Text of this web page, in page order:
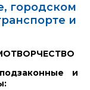
городском
и
и